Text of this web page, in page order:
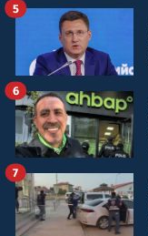
5
6
7